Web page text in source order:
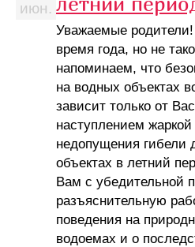
июн.
Уважаемые родители!
время года, но не
напоминаем, что
на водных объектах
зависит только от
наступлением
недопущения гибели
объектах в летний
Вам с убедительной
разъяснительную
поведения на
водоемах и о